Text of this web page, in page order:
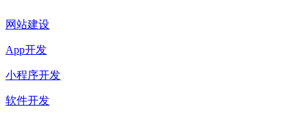
网站建设
App开发
小程序开发
软件开发